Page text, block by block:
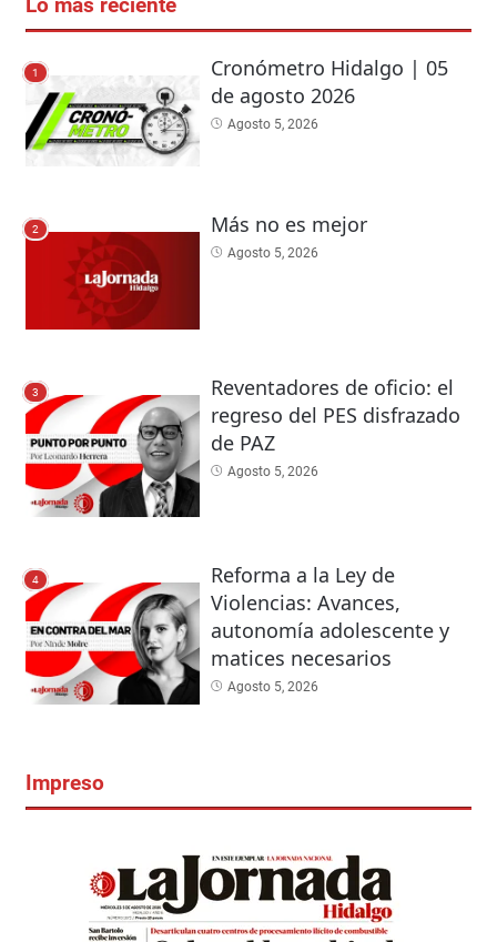
Lo más reciente
1
Cronómetro Hidalgo | 05
de agosto 2026
Agosto 5, 2026
2 Más no es mejor
Agosto 5, 2026
3
Reventadores de oficio: el
regreso del PES disfrazado
de PAZ
Agosto 5, 2026
4
Reforma a la Ley de
Violencias: Avances,
autonomía adolescente y
matices necesarios
Agosto 5, 2026
Impreso